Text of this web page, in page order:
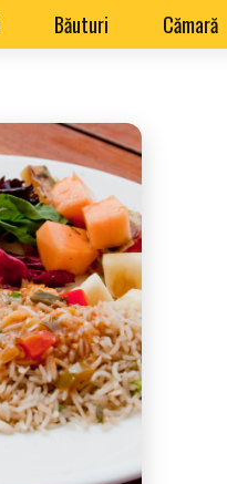
Băuturi Cămară